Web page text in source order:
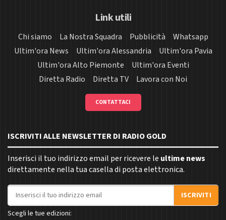
Link utili
Chi siamo La Nostra Squadra Pubblicità
Whatsapp
Ultim'ora News
Ultim'ora Alessandria
Ultim'ora Pavia
Ultim'ora Alto Piemonte
Ultim'ora Eventi
Diretta Radio
Diretta TV Lavora con Noi
CONTATTACI
ISCRIVITI ALLE NEWSLETTER DI RADIO GOLD
Inserisci il tuo indirizzo email per ricevere le ultime news
direttamente nella tua casella di posta elettronica.
Indirizzo email
ISCRIVITI
Scegli le tue edizioni: